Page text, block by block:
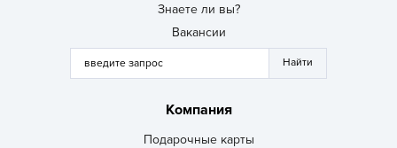
Знаете ли вы?
Вакансии
Компания
Подарочные карты